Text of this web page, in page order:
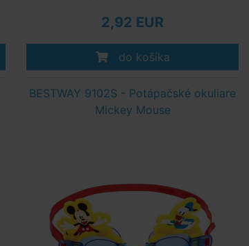
2,92 EUR
do košíka
BESTWAY 9102S - Potápačské okuliare
Mickey Mouse